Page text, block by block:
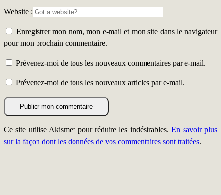
Website :
Enregistrer mon nom, mon e-mail et mon site dans le navigateur
pour mon prochain commentaire.
Prévenez-moi de tous les nouveaux commentaires par e-mail.
Prévenez-moi de tous les nouveaux articles par e-mail.
Ce site utilise Akismet pour réduire les indésirables.En savoir plus
sur la façon dont les données de vos commentaires sont traitées.